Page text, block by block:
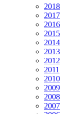
2018
2017
2016
2015
2014
2013
2012
2011
2010
2009
2008
2007